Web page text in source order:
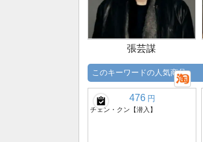
張芸謀
このキーワードの人気商品
476 円
チェン・クン【潜入】